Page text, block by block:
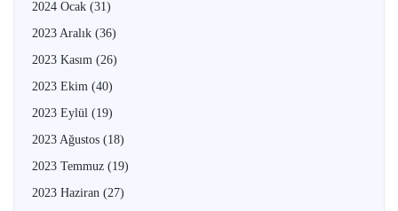
2024 Ocak (31)
2023 Aralık (36)
2023 Kasım (26)
2023 Ekim (40)
2023 Eylül (19)
2023 Ağustos (18)
2023 Temmuz (19)
2023 Haziran (27)